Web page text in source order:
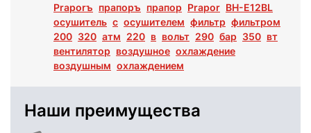
Praporъ прапоръ прапор Prapor BH-E12BL
осушитель с осушителем фильтр фильтром
200 320 атм 220 в вольт 290 бар 350 вт
вентилятор воздушное охлаждение
воздушным охлаждением
Наши преимущества